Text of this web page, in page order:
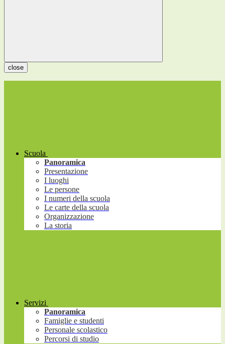
close
Scuola
Panoramica
Presentazione
I luoghi
Le persone
I numeri della scuola
Le carte della scuola
Organizzazione
La storia
Servizi
Panoramica
Famiglie e studenti
Personale scolastico
Percorsi di studio